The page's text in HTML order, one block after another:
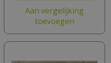
Aan vergelijking
toevoegen